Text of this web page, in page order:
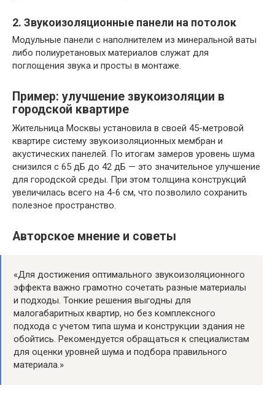
2. Звукоизоляционные панели на потолок
Модульные панели с наполнителем из минеральной ваты
либо полиуретановых материалов служат для
поглощения звука и просты в монтаже.
Пример: улучшение звукоизоляции в
городской квартире
Жительница Москвы установила в своей 45-метровой
квартире систему звукоизоляционных мембран и
акустических панелей. По итогам замеров уровень шума
снизился с 65 дБ до 42 дБ — это значительное улучшение
для городской среды. При этом толщина конструкций
увеличилась всего на 4-6 см, что позволило сохранить
полезное пространство.
Авторское мнение и советы
«Для достижения оптимального звукоизоляционного
эффекта важно грамотно сочетать разные материалы
и подходы. Тонкие решения выгодны для
малогабаритных квартир, но без комплексного
подхода с учетом типа шума и конструкции здания не
обойтись. Рекомендуется обращаться к специалистам
для оценки уровней шума и подбора правильного
материала.»